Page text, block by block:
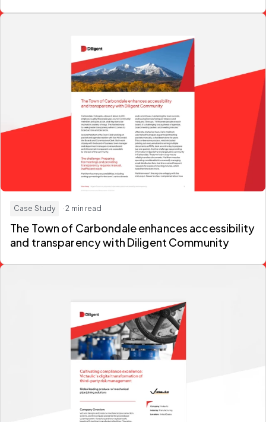
Case Study · 2 min read
The Town of Carbondale enhances accessibility
and transparency with Diligent Community